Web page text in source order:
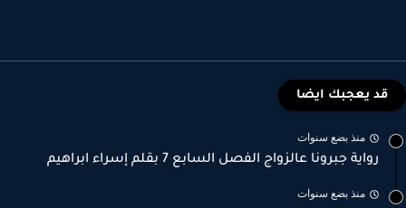
قد يعجبك ايضا
منذ بضع سنوات
رواية جبرونا عالزواج الفصل السابع 7 بقلم إسراء ابراهيم
منذ بضع سنوات